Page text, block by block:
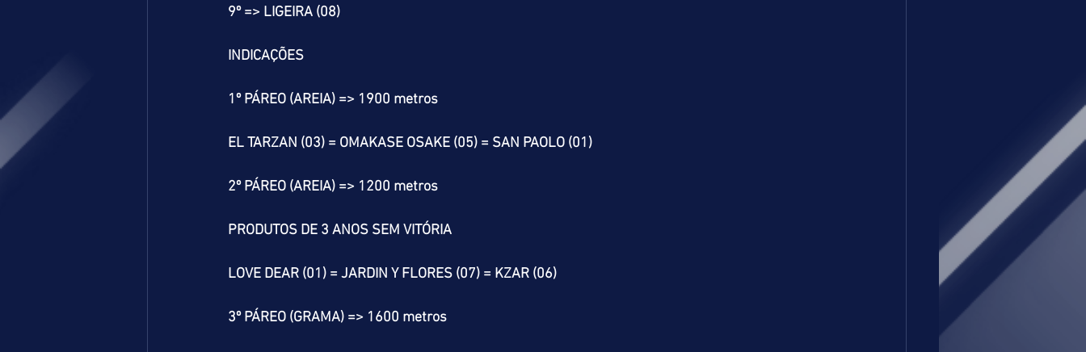
9º => LIGEIRA (08)
INDICAÇÕES
1º PÁREO (AREIA) => 1900 metros
EL TARZAN (03) = OMAKASE OSAKE (05) = SAN PAOLO (01)
2º PÁREO (AREIA) => 1200 metros
PRODUTOS DE 3 ANOS SEM VITÓRIA
LOVE DEAR (01) = JARDIN Y FLORES (07) = KZAR (06)
3º PÁREO (GRAMA) => 1600 metros